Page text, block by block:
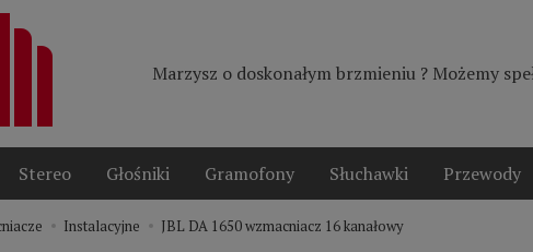
Marzysz o doskonałym brzmieniu ? Możemy
Stereo Głośniki Gramofony Słuchawki Przewody
Instalacyjne JBL DA 1650 wzmacniacz 16 kanałowy